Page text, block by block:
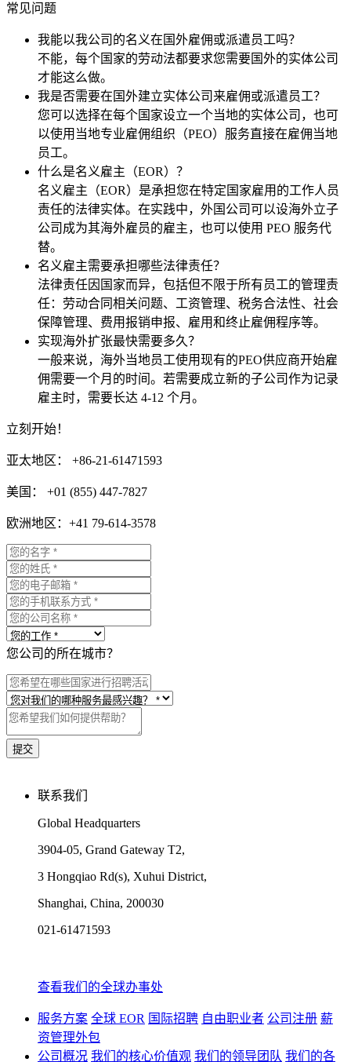
常见问题
我能以我公司的名义在国外雇佣或派遣员工吗？
不能，每个国家的劳动法都要求您需要国外的实体公司
才能这么做。
我是否需要在国外建立实体公司来雇佣或派遣员工？
您可以选择在每个国家设立一个当地的实体公司，也可
以使用当地专业雇佣组织（PEO）服务直接在雇佣当地
员工。
什么是名义雇主（EOR）？
名义雇主（EOR）是承担您在特定国家雇用的工作人员
责任的法律实体。在实践中，外国公司可以设海外立子
公司成为其海外雇员的雇主，也可以使用 PEO 服务代
替。
名义雇主需要承担哪些法律责任？
法律责任因国家而异，包括但不限于所有员工的管理责
任：劳动合同相关问题、工资管理、税务合法性、社会
保障管理、费用报销申报、雇用和终止雇佣程序等。
实现海外扩张最快需要多久？
一般来说，海外当地员工使用现有的PEO供应商开始雇
佣需要一个月的时间。若需要成立新的子公司作为记录
雇主时，需要长达 4-12 个月。
立刻开始！
亚太地区： +86-21-61471593
美国： +01 (855) 447-7827
欧洲地区：+41 79-614-3578
您公司的所在城市？
联系我们
Global Headquarters
3904-05, Grand Gateway T2,
3 Hongqiao Rd(s), Xuhui District,
Shanghai, China, 200030
021-61471593
查看我们的全球办事处
服务方案 全球 EOR 国际招聘 自由职业者 公司注册 薪
资管理外包
公司概况 我们的核心价值观 我们的领导团队 我们的各